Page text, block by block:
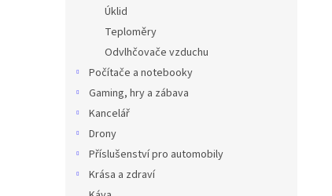
Úklid
Teploměry
Odvlhčovače vzduchu
Počítače a notebooky
Gaming, hry a zábava
Kancelář
Drony
Příslušenství pro automobily
Krása a zdraví